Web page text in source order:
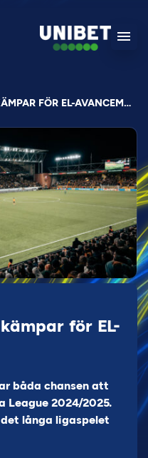
ELFSBORG OCH MFF KÄMPAR FÖR EL-AVANCEMANG
för EL-
båda chansen att
League 2024/2025.
långa ligaspelet